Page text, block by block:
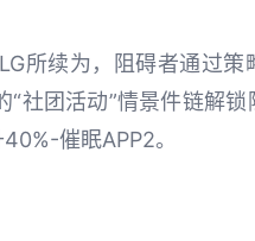
所续为，阻碍者通过
社团活动”情景件链解
催眠APP2。